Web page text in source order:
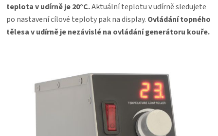
teplota v udírně je 20°C.Aktuální teplotu v udírně sledujete
po nastavení cílové teploty pak na display. Ovládání topného
tělesa v udírně je nezávislé na ovládání generátoru kouře.